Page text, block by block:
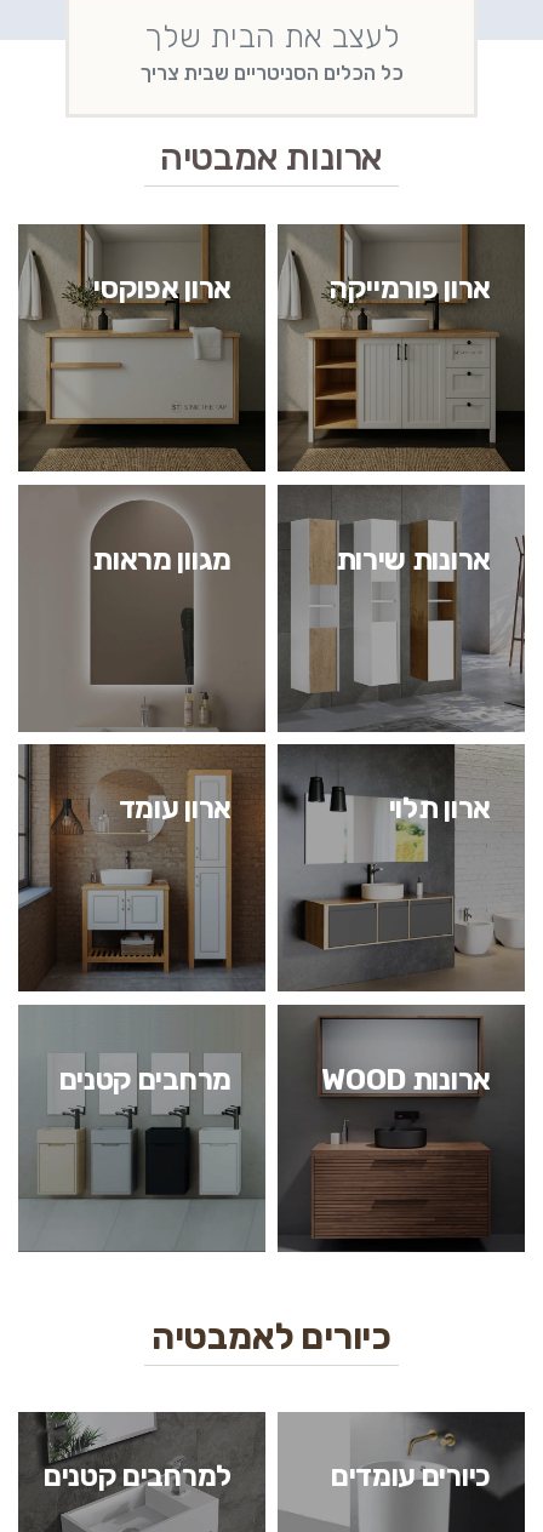
לעצב את הבית שלך
כל הכלים הסניטריים שבית צריך
ארונות אמבטיה
ארון פורמייקה
ארונות שירות
ארון אפוקסי
מגוון מראות
ארון תלוי
ארונות WOOD
ארון עומד
מרחבים קטנים
כיורים לאמבטיה
כיורים עומדים למרחבים קטנים